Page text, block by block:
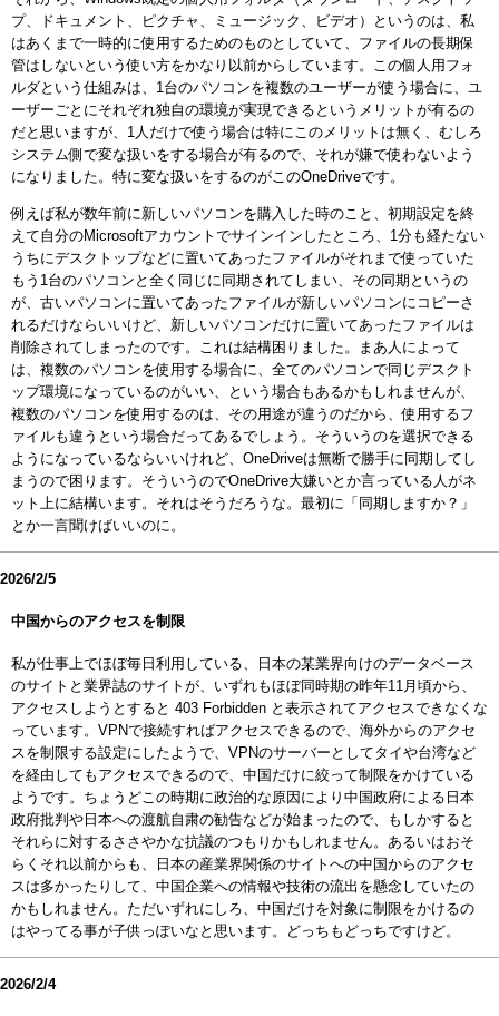
プ、ドキュメント、ピクチャ、ミュージック、ビデオ）というのは、私
はあくまで一時的に使用するためのものとしていて、ファイルの長期保
管はしないという使い方をかなり以前からしています。この個人用フォ
ルダという仕組みは、1台のパソコンを複数のユーザーが使う場合に、ユ
ーザーごとにそれぞれ独自の環境が実現できるというメリットが有るの
だと思いますが、1人だけで使う場合は特にこのメリットは無く、むしろ
システム側で変な扱いをする場合が有るので、それが嫌で使わないよう
になりました。特に変な扱いをするのがこのOneDriveです。
例えば私が数年前に新しいパソコンを購入した時のこと、初期設定を終
えて自分のMicrosoftアカウントでサインインしたところ、1分も経たない
うちにデスクトップなどに置いてあったファイルがそれまで使っていた
もう1台のパソコンと全く同じに同期されてしまい、その同期というの
が、古いパソコンに置いてあったファイルが新しいパソコンにコピーさ
れるだけならいいけど、新しいパソコンだけに置いてあったファイルは
削除されてしまったのです。これは結構困りました。まあ人によって
は、複数のパソコンを使用する場合に、全てのパソコンで同じデスクト
ップ環境になっているのがいい、という場合もあるかもしれませんが、
複数のパソコンを使用するのは、その用途が違うのだから、使用するフ
ァイルも違うという場合だってあるでしょう。そういうのを選択できる
ようになっているならいいけれど、OneDriveは無断で勝手に同期してし
まうので困ります。そういうのでOneDrive大嫌いとか言っている人がネ
ット上に結構います。それはそうだろうな。最初に「同期しますか？」
とか一言聞けばいいのに。
2026/2/5
中国からのアクセスを制限
私が仕事上でほぼ毎日利用している、日本の某業界向けのデータベース
のサイトと業界誌のサイトが、いずれもほぼ同時期の昨年11月頃から、
アクセスしようとすると 403 Forbidden と表示されてアクセスできなくな
っています。VPNで接続すればアクセスできるので、海外からのアクセ
スを制限する設定にしたようで、VPNのサーバーとしてタイや台湾など
を経由してもアクセスできるので、中国だけに絞って制限をかけている
ようです。ちょうどこの時期に政治的な原因により中国政府による日本
政府批判や日本への渡航自粛の勧告などが始まったので、もしかすると
それらに対するささやかな抗議のつもりかもしれません。あるいはおそ
らくそれ以前からも、日本の産業界関係のサイトへの中国からのアクセ
スは多かったりして、中国企業への情報や技術の流出を懸念していたの
かもしれません。ただいずれにしろ、中国だけを対象に制限をかけるの
はやってる事が子供っぽいなと思います。どっちもどっちですけど。
2026/2/4